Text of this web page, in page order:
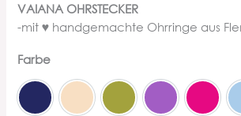
VAIANA OHRSTECKER
-mit ♥ handgemachte Ohrringe aus
Farbe
Windsor Sahara Pistazie T60 Blueberry